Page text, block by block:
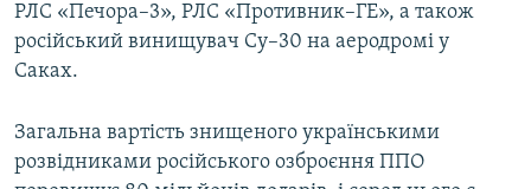
РЛС «Печора–3», РЛС «Противник–ГЕ», а також
російський винищувач Су–30 на аеродромі у
Саках.
Загальна вартість знищеного українськими
розвідниками російського озброєння ППО